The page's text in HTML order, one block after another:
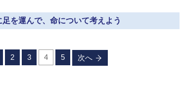
を運んで、命について考えよう
2 3 4 5 次へ